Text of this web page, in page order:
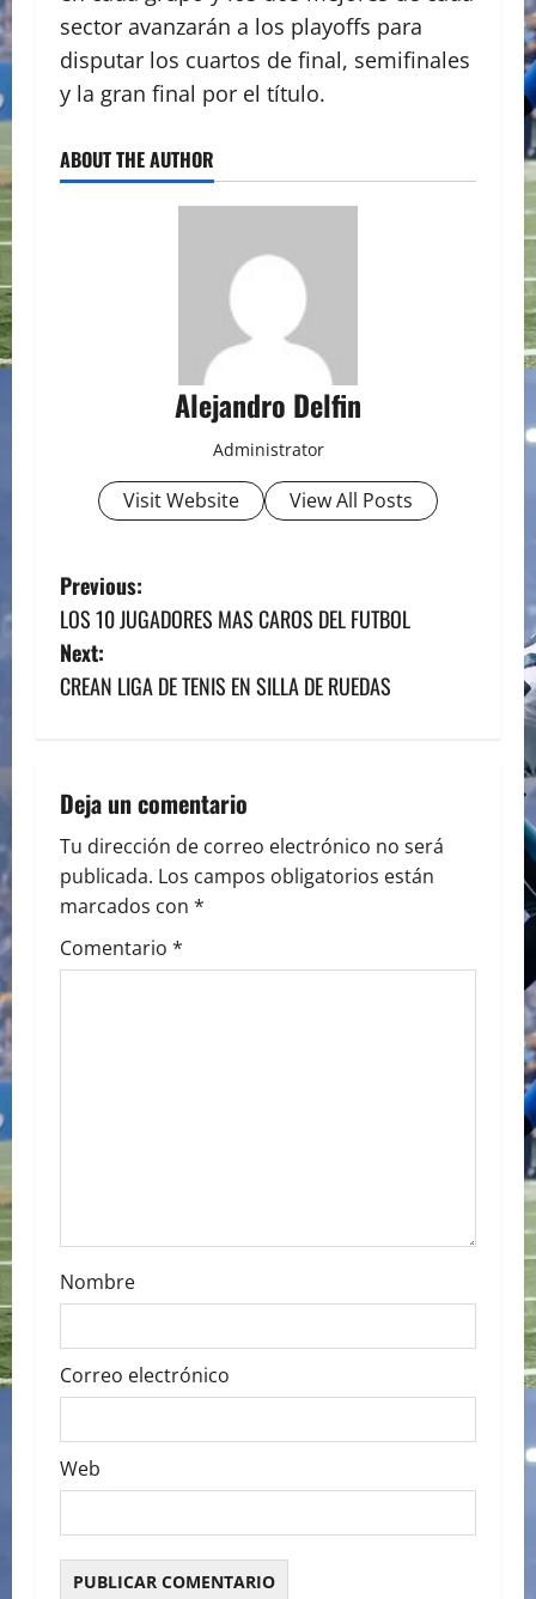
sector avanzarán a los playoffs para
disputar los cuartos de final, semifinales
y la gran final por el título.
ABOUT THE AUTHOR
Alejandro Delfin
Administrator
Visit Website View All Posts
P
o
s
n
a
v
i
n
Previous:
LOS 10 JUGADORES MAS CAROS DEL FUTBOL
Next:
CREAN LIGA DE TENIS EN SILLA DE RUEDAS
Deja un comentario
Tu dirección de correo electrónico no será
publicada. Los campos obligatorios están
marcados con *
Comentario *
Nombre
Correo electrónico
Web